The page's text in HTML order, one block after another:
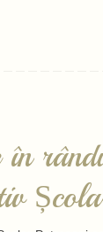
în